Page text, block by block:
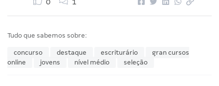
0 1
Tudo que sabemos sobre:
concurso destaque escriturário
gran cursos
online
jovens nível médio seleção